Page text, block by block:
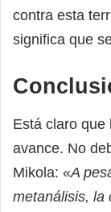
contra esta
significa que
Está claro que
avance. No
Mikola: «A
metanálisis, la